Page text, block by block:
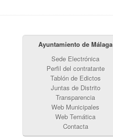
Ayuntamiento de Málaga
Sede Electrónica
Perfil del contratante
Tablón de Edictos
Juntas de Distrito
Transparencia
Web Municipales
Web Temática
Contacta